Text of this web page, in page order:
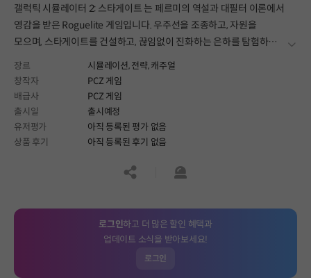
갤럭틱 시뮬레이터 2: 스타게이트 는 페르미의 역설과 대필터 이론에서
영감을 받은 Roguelite 게임입니다. 우주선을 조종하고, 자원을
모으며, 스타게이트를 건설하고, 끊임없이 진화하는 은하를 탐험하며
더보
장르 시뮬레이션,전략,캐주얼
창작자
PCZ 게임
배급사
PCZ 게임
출시일
출시예정
유저평가
아직 등록된 평가 없음
상품 후기
아직 등록된 후기 없음
공유하기신고하기
로그인하고 더 많은 할인 혜택과
업데이트 소식을 받아보세요!
로그인